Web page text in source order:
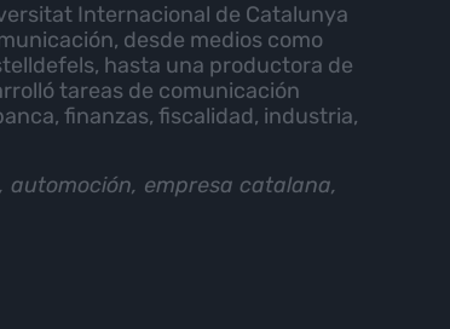
Internacional de Catalunya
desde medios como
hasta una productora de
tareas de comunicación
finanzas, fiscalidad, industria,
empresa catalana,